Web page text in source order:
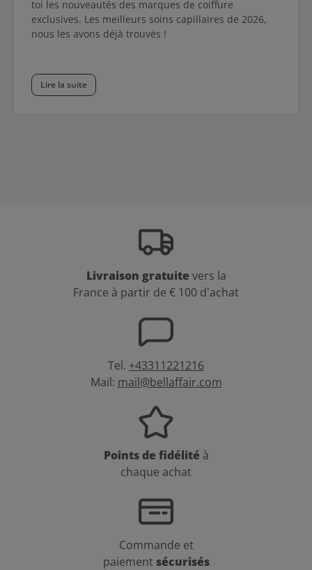
toi les nouveautés des marques de coiffure
exclusives. Les meilleurs soins capillaires de 2026,
nous les avons déjà trouvés !
Lire la suite
Livraison gratuite vers la
France à partir de € 100 d'achat
Tel. +43311221216
Mail: mail@bellaffair.com
Points de fidélité à
chaque achat
Commande et
paiement sécurisés